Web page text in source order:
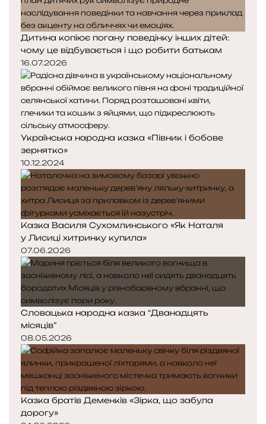
Дитина копіює погану поведінку інших дітей:
чому це відбувається і що робити батькам
16.07.2026
Українська народна казка «Півник і бобове
зернятко»
10.12.2024
Казка Василя Сухомлинського «Як Наталя
у Лисиці хитринку купила»
07.06.2026
Словацька народна казка “Дванадцять
місяців”
08.05.2026
Казка братів Деменків «Зірка, що забула
дорогу»